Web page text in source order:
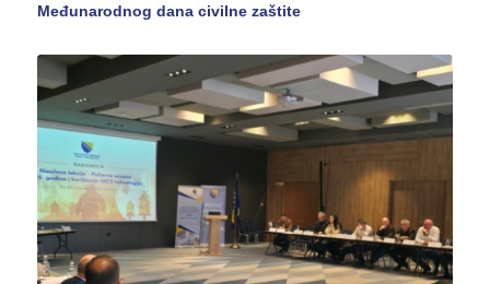
Međunarodnog dana civilne zaštite